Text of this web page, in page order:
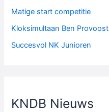
Matige start competitie
Kloksimultaan Ben Provoost
Succesvol NK Junioren
KNDB Nieuws